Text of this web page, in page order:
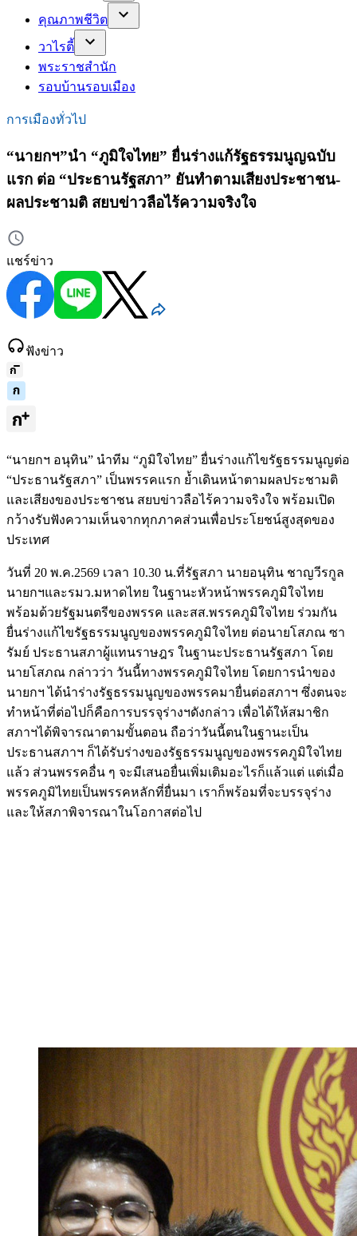
คุณภาพชีวิต
วาไรตี้
พระราชสำนัก
รอบบ้านรอบเมือง
การเมืองทั่วไป
“นายกฯ”นำ “ภูมิใจไทย” ยื่นร่างแก้รัฐธรรมนูญฉบับ
แรก ต่อ “ประธานรัฐสภา” ยันทำตามเสียงประชาชน-
ผลประชามติ สยบข่าวลือไร้ความจริงใจ
แชร์ข่าว
ฟังข่าว
“นายกฯ อนุทิน” นำทีม “ภูมิใจไทย” ยื่นร่างแก้ไขรัฐธรรมนูญต่อ
“ประธานรัฐสภา” เป็นพรรคแรก ย้ำเดินหน้าตามผลประชามติ
และเสียงของประชาชน สยบข่าวลือไร้ความจริงใจ พร้อมเปิด
กว้างรับฟังความเห็นจากทุกภาคส่วนเพื่อประโยชน์สูงสุดของ
ประเทศ
วันที่ 20 พ.ค.2569 เวลา 10.30 น.ที่รัฐสภา นายอนุทิน ชาญวีรกูล
นายกฯและรมว.มหาดไทย ในฐานะหัวหน้าพรรคภูมิใจไทย
พร้อมด้วยรัฐมนตรีของพรรค และสส.พรรคภูมิใจไทย ร่วมกัน
ยื่นร่างแก้ไขรัฐธรรมนูญของพรรคภูมิใจไทย ต่อนายโสภณ ซา
รัมย์ ประธานสภาผู้แทนราษฎร ในฐานะประธานรัฐสภา โดย
นายโสภณ กล่าวว่า วันนี้ทางพรรคภูมิใจไทย โดยการนำของ
นายกฯ ได้นำร่างรัฐธรรมนูญของพรรคมายื่นต่อสภาฯ ซึ่งตนจะ
ทำหน้าที่ต่อไปก็คือการบรรจุร่างฯดังกล่าว เพื่อได้ให้สมาชิก
สภาฯได้พิจารณาตามขั้นตอน ถือว่าวันนี้ตนในฐานะเป็น
ประธานสภาฯ ก็ได้รับร่างของรัฐธรรมนูญของพรรคภูมิใจไทย
แล้ว ส่วนพรรคอื่น ๆ จะมีเสนอยื่นเพิ่มเติมอะไรก็แล้วแต่ แต่เมื่อ
พรรคภูมิไทยเป็นพรรคหลักที่ยื่นมา เราก็พร้อมที่จะบรรจุร่าง
และให้สภาพิจารณาในโอกาสต่อไป